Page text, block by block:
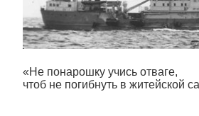
«Не понарошку учись отваге,
чтоб не погибнуть в житейской